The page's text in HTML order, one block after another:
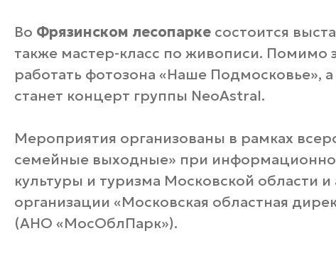
Во Фрязинском лесопарке состоится
также мастер-класс по живописи. Помимо
работать фотозона «Наше
станет концерт группы NeoAstral.
Мероприятия организованы в рамках
семейные выходные» при
культуры и туризма Московской области
организации «Московская областная
(АНО «МосОблПарк»).